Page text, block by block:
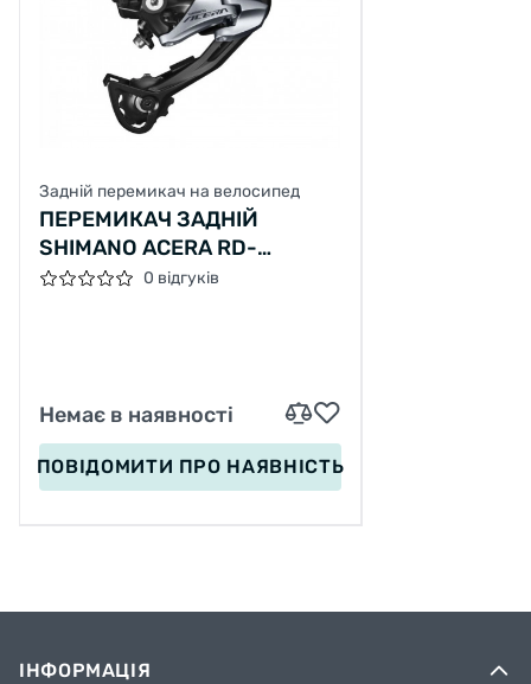
Задній перемикач на велосипед
ПЕРЕМИКАЧ ЗАДНІЙ
SHIMANO ACERA RD-
M3000SGS 9-К НА ЗМIННИЙ
0 відгуків
Немає в наявності
ПОВІДОМИТИ ПРО НАЯВНІСТЬ
ІНФОРМАЦІЯ